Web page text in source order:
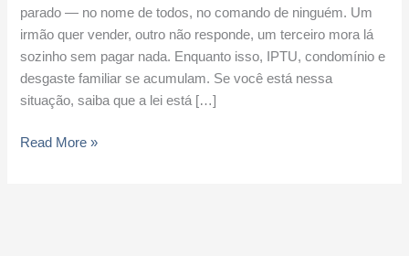
parado — no nome de todos, no comando de ninguém. Um
irmão quer vender, outro não responde, um terceiro mora lá
sozinho sem pagar nada. Enquanto isso, IPTU, condomínio e
desgaste familiar se acumulam. Se você está nessa
situação, saiba que a lei está […]
Read More »